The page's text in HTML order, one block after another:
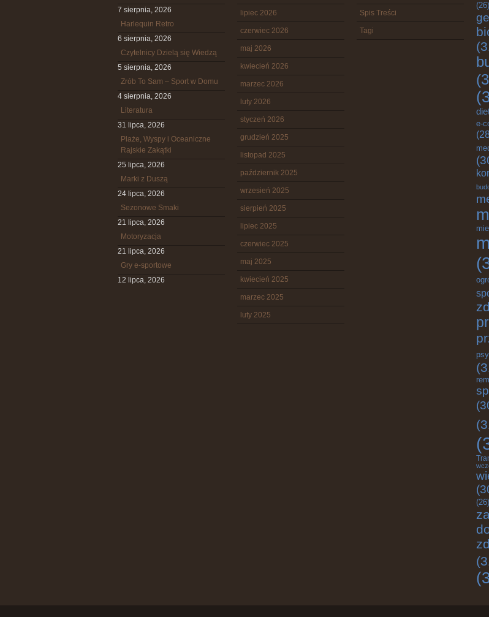
7 sierpnia, 2026
Harlequin Retro
6 sierpnia, 2026
Czytelnicy Dzielą się Wiedzą
5 sierpnia, 2026
Zrób To Sam – Sport w Domu
4 sierpnia, 2026
Literatura
31 lipca, 2026
Plaże, Wyspy i Oceaniczne
Rajskie Zakątki
25 lipca, 2026
Marki z Duszą
24 lipca, 2026
Sezonowe Smaki
21 lipca, 2026
Motoryzacja
21 lipca, 2026
Gry e-sportowe
12 lipca, 2026
lipiec 2026
czerwiec 2026
maj 2026
kwiecień 2026
marzec 2026
luty 2026
styczeń 2026
grudzień 2025
listopad 2025
październik 2025
wrzesień 2025
sierpień 2025
lipiec 2025
czerwiec 2025
maj 2025
kwiecień 2025
marzec 2025
luty 2025
Spis Treści
Tagi
(26)
e-
(26)